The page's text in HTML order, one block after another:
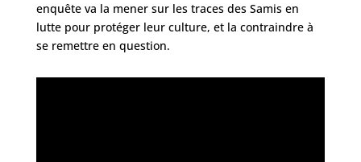
enquête va la mener sur les traces des Samis en
lutte pour protéger leur culture, et la contraindre à
se remettre en question.